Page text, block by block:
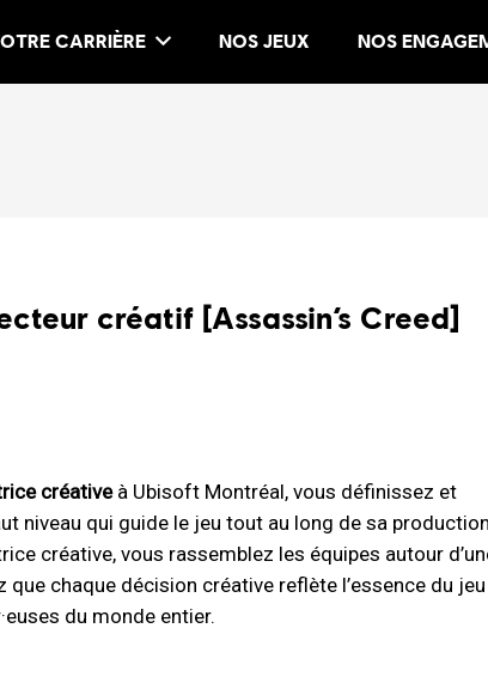
CARRIÈRE NOS JEUX NOS
créatif [Assassin’s Creed]
créativeà Ubisoft Montréal, vous définissez et
niveau qui guide le jeu tout au long de sa
créative, vous rassemblez les équipes autour
chaque décision créative reflète l’essence du
du monde entier.